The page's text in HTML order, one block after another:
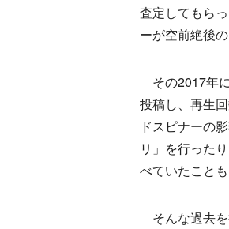
査定してもら
ーが空前絶後
その2017年
投稿し、再生
ドスピナーの
リ」を行った
べていたこと
そんな過去